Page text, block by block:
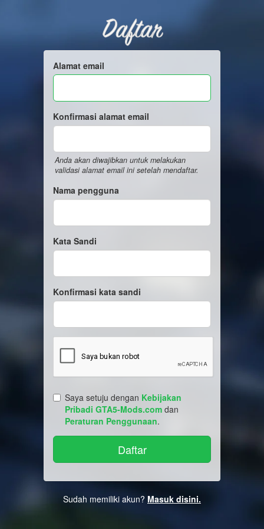
Daftar
Alamat email
Konfirmasi alamat email
Anda akan diwajibkan untuk melakukan
validasi alamat email ini setelah mendaftar.
Nama pengguna
Kata Sandi
Konfirmasi kata sandi
Saya setuju dengan Kebijakan
Pribadi GTA5-Mods.com dan
Peraturan Penggunaan.
Sudah memiliki akun? Masuk disini.